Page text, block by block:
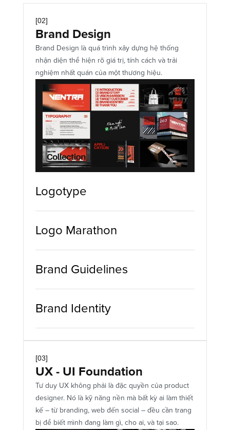
Print Design
[02]
Brand Design
Brand Design là quá trình xây dựng hệ thống
nhận diện thể hiện rõ giá trị, tính cách và trải
nghiệm nhất quán của một thương hiệu.
Logotype
Logo Marathon
Brand Guidelines
Brand Identity
[03]
UX - UI Foundation
Tư duy UX không phải là đặc quyền của product
designer. Nó là kỹ năng nền mà bất kỳ ai làm thiết
kế – từ branding, web đến social – đều cần trang
bị để biết mình đang làm gì, cho ai, và tại sao.